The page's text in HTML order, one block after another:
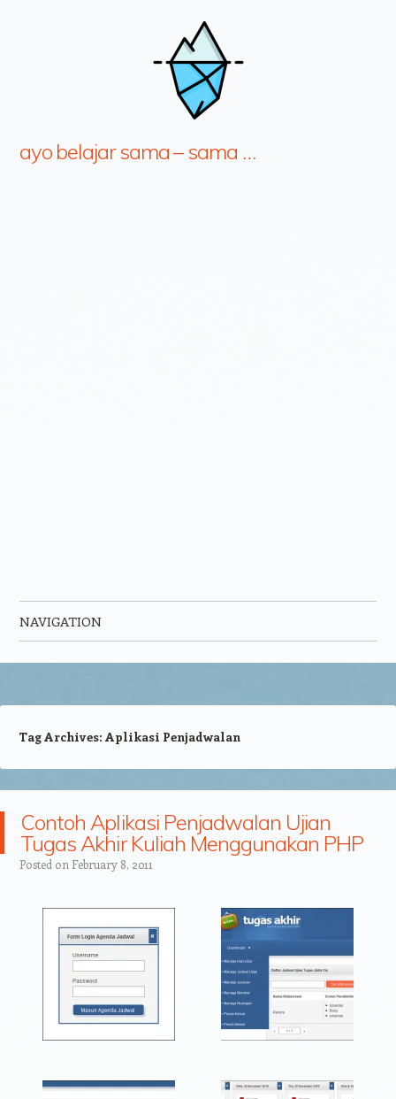
ayo belajar sama – sama …
NAVIGATION
Tag Archives: Aplikasi Penjadwalan
Contoh Aplikasi Penjadwalan Ujian
Tugas Akhir Kuliah Menggunakan PHP
Posted on February 8, 2011